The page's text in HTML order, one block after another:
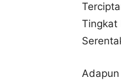
Tingkat